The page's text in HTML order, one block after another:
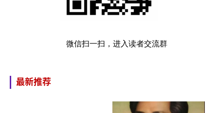
微信扫一扫，进入读者交流群
最新推荐